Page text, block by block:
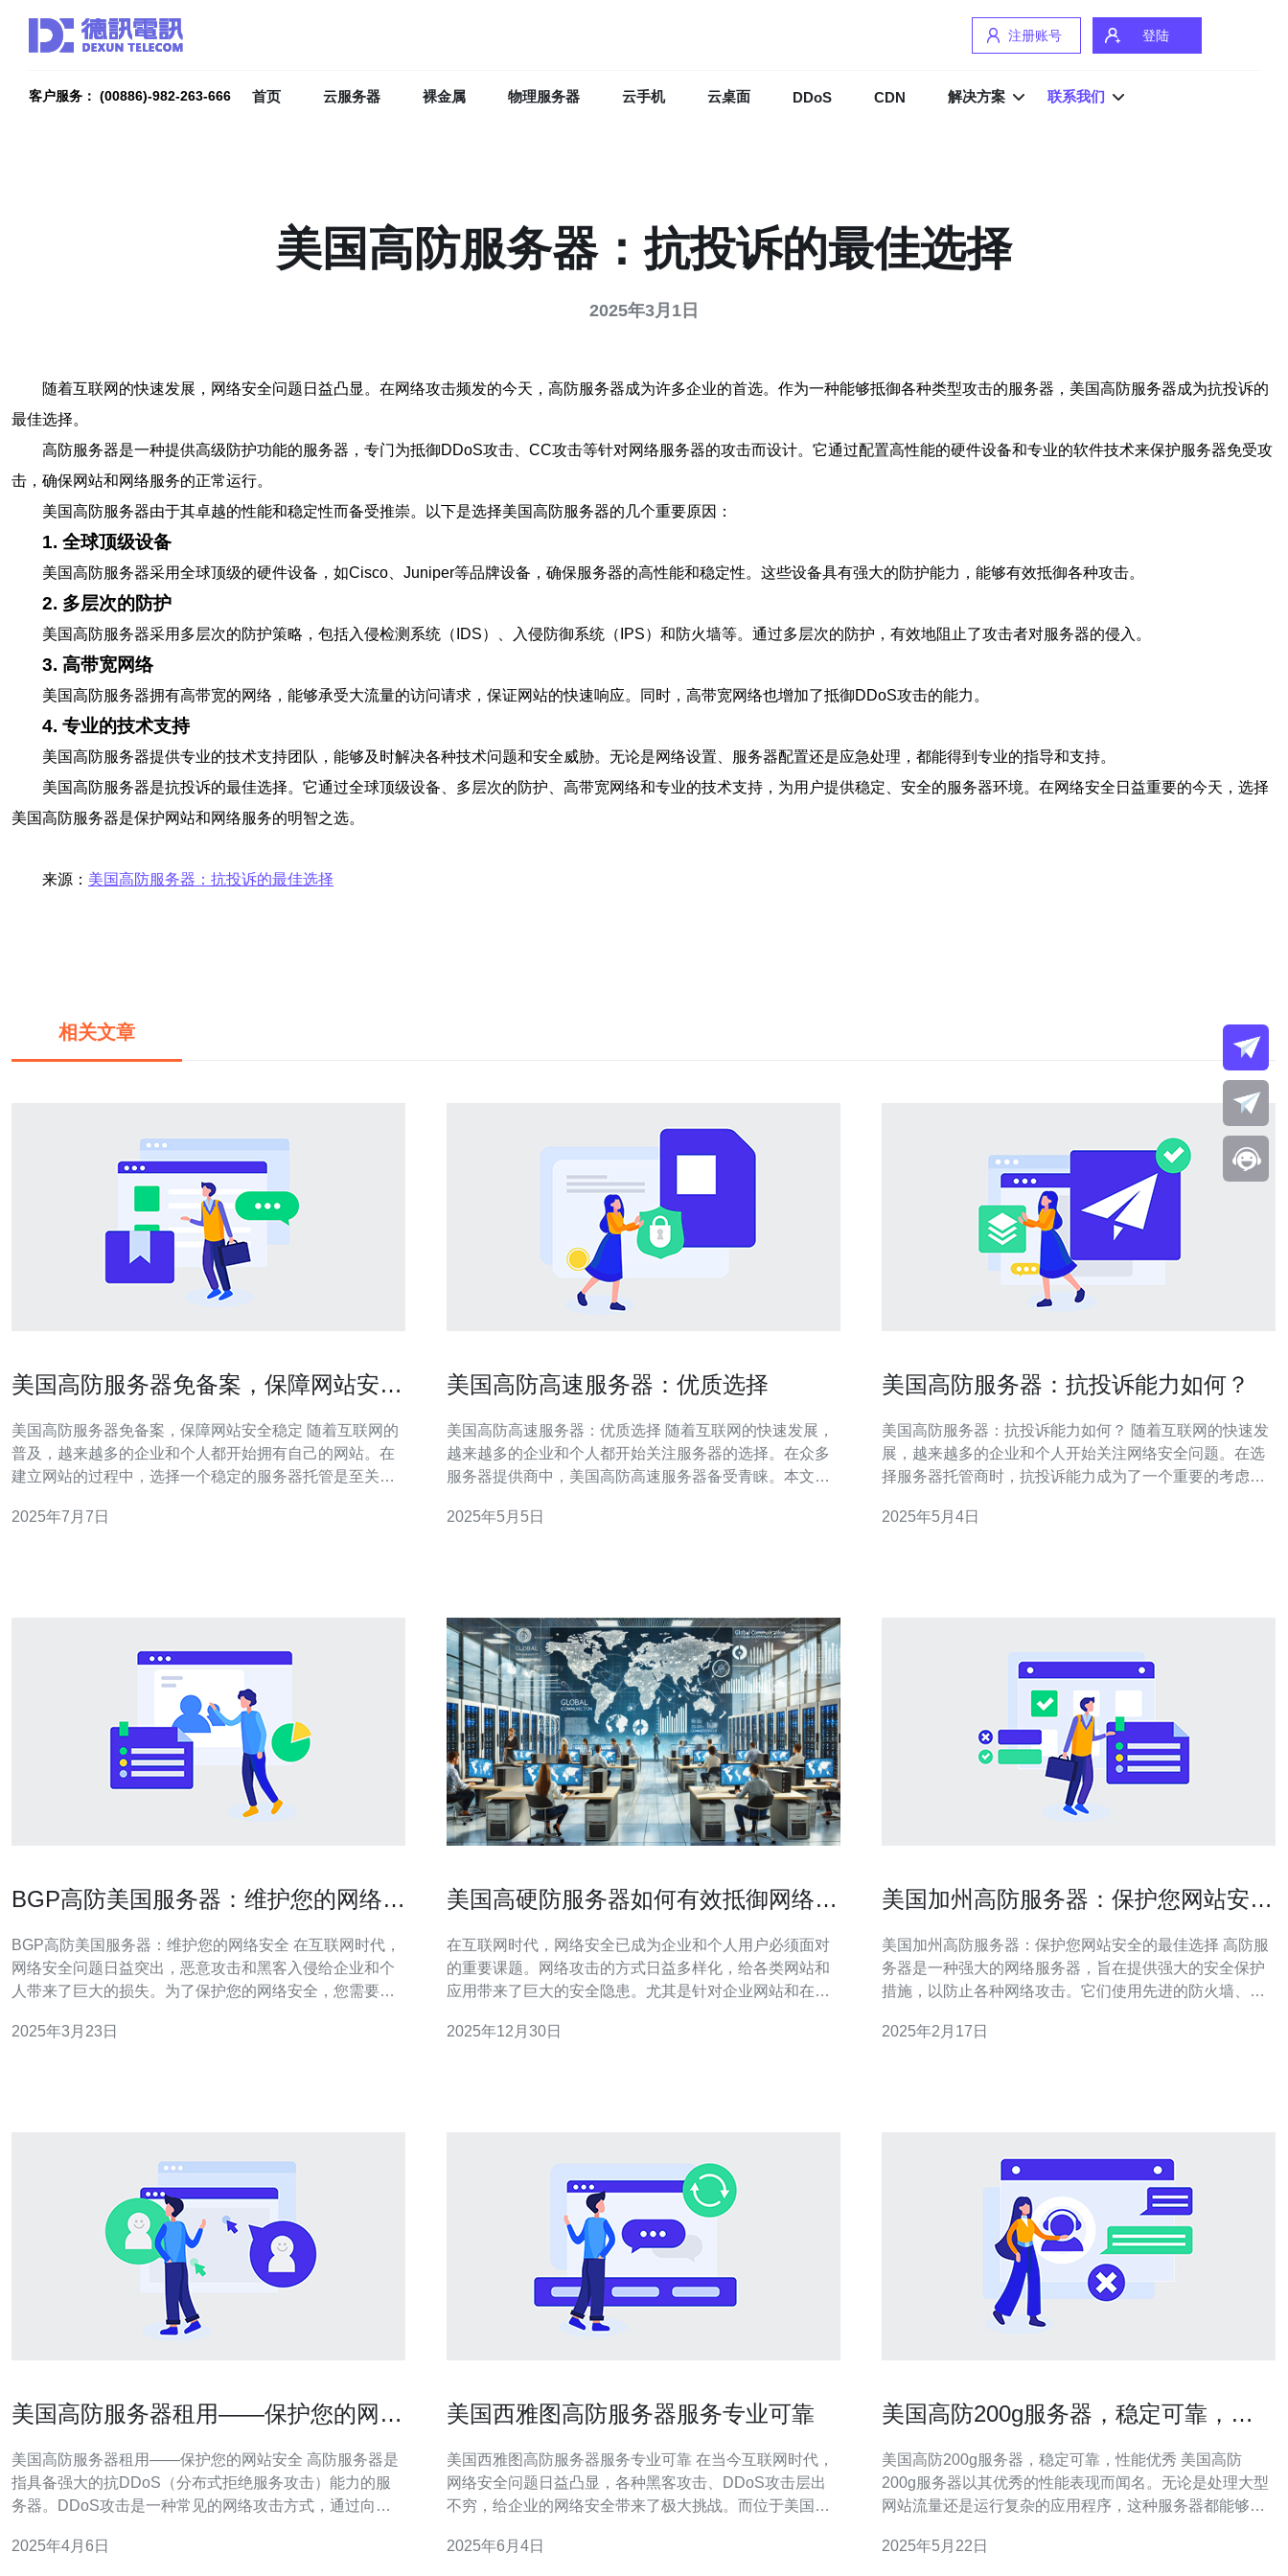
注册账号 登陆
客户服务： (00886)-982-263-666 首页 云服务器 裸金属 物理服务器 云手机 云桌面 DDoS CDN 解决方案 联系我们
美国高防服务器：抗投诉的最佳选择
2025年3月1日
随着互联网的快速发展，网络安全问题日益凸显。在网络攻击频发的今天，高防服务器成为许多企业的首选。作为一种能够抵御各种类型攻击的服务器，美国高防服务器成为抗投诉的
最佳选择。
高防服务器是一种提供高级防护功能的服务器，专门为抵御DDoS攻击、CC攻击等针对网络服务器的攻击而设计。它通过配置高性能的硬件设备和专业的软件技术来保护服务器免受攻
击，确保网站和网络服务的正常运行。
美国高防服务器由于其卓越的性能和稳定性而备受推崇。以下是选择美国高防服务器的几个重要原因：
1. 全球顶级设备
美国高防服务器采用全球顶级的硬件设备，如Cisco、Juniper等品牌设备，确保服务器的高性能和稳定性。这些设备具有强大的防护能力，能够有效抵御各种攻击。
2. 多层次的防护
美国高防服务器采用多层次的防护策略，包括入侵检测系统（IDS）、入侵防御系统（IPS）和防火墙等。通过多层次的防护，有效地阻止了攻击者对服务器的侵入。
3. 高带宽网络
美国高防服务器拥有高带宽的网络，能够承受大流量的访问请求，保证网站的快速响应。同时，高带宽网络也增加了抵御DDoS攻击的能力。
4. 专业的技术支持
美国高防服务器提供专业的技术支持团队，能够及时解决各种技术问题和安全威胁。无论是网络设置、服务器配置还是应急处理，都能得到专业的指导和支持。
美国高防服务器是抗投诉的最佳选择。它通过全球顶级设备、多层次的防护、高带宽网络和专业的技术支持，为用户提供稳定、安全的服务器环境。在网络安全日益重要的今天，选择
美国高防服务器是保护网站和网络服务的明智之选。
来源： 美国高防服务器：抗投诉的最佳选择
相关文章
美国高防服务器免备案，保障网站安全
美国高防服务器免备案，保障网站安全稳定 随着互联网的
普及，越来越多的企业和个人都开始拥有自己的网站。在
建立网站的过程中，选择一个稳定的服务器托管是至关重
高防服务器是一个不错的选择。美国高防服务器不仅免备
2025年7月7日
美国高防高速服务器：优质选择
美国高防高速服务器：优质选择 随着互联网的快速发展，
越来越多的企业和个人都开始关注服务器的选择。在众多
服务器提供商中，美国高防高速服务器备受青睐。本文将
解为什么它是一个优质的选择。 高防高速服务器是指具备
2025年5月5日
美国高防服务器：抗投诉能力如何？
美国高防服务器：抗投诉能力如何？ 随着互联网的快速发
展，越来越多的企业和个人开始关注网络安全问题。在选
择服务器托管商时，抗投诉能力成为了一个重要的考虑因
御各种网络攻击和恶意投诉的服务器。美国作为全球互联
2025年5月4日
BGP高防美国服务器：维护您的网络安
BGP高防美国服务器：维护您的网络安全 在互联网时代，
网络安全问题日益突出，恶意攻击和黑客入侵给企业和个
人带来了巨大的损失。为了保护您的网络安全，您需要一
的原因。 BGP
2025年3月23日
美国高硬防服务器如何有效抵御网络攻
在互联网时代，网络安全已成为企业和个人用户必须面对
的重要课题。网络攻击的方式日益多样化，给各类网站和
应用带来了巨大的安全隐患。尤其是针对企业网站和在线
硬防服务器成为了抵御网络攻击的重要手段之一。 高硬防
2025年12月30日
美国加州高防服务器：保护您网站安全
美国加州高防服务器：保护您网站安全的最佳选择 高防服
务器是一种强大的网络服务器，旨在提供强大的安全保护
措施，以防止各种网络攻击。它们使用先进的防火墙、入
意软件和分布式拒绝服务（DDoS）攻击的威胁。 美国加
2025年2月17日
美国高防服务器租用——保护您的网站
美国高防服务器租用——保护您的网站安全 高防服务器是
指具备强大的抗DDoS（分布式拒绝服务攻击）能力的服
务器。DDoS攻击是一种常见的网络攻击方式，通过向目
痪。高防服务器能够有效地抵御这种攻击，确保网站的稳
2025年4月6日
美国西雅图高防服务器服务专业可靠
美国西雅图高防服务器服务专业可靠 在当今互联网时代，
网络安全问题日益凸显，各种黑客攻击、DDoS攻击层出
不穷，给企业的网络安全带来了极大挑战。而位于美国西
保障企业的网络安全。 美国西雅图地区的高防服务器服务
2025年6月4日
美国高防200g服务器，稳定可靠，性
美国高防200g服务器，稳定可靠，性能优秀 美国高防
200g服务器以其优秀的性能表现而闻名。无论是处理大型
网站流量还是运行复杂的应用程序，这种服务器都能够轻
流畅的网络体验。 稳定性和可靠性是一台服务器最关键的
2025年5月22日